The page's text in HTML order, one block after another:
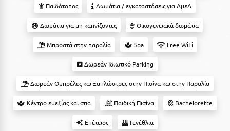
Βραχάτι Κορινθίας
Camping
Suites
Δες όλες τις προσφορές
Δες όλα τα πακέτα διακοπών
Παιδότοπος Δωμάτια / εγκαταστάσεις για ΑμεΑ
Δωμάτια για μη καπνίζοντες Οικογενειακά δωμάτια
Μπροστά στην παραλία Spa Free WiFi
Δωρεάν Ιδιωτικό Parking
Δωρεάν Ομπρέλες και Ξαπλώστρες στην Πισίνα και στην Παραλία
Κέντρο ευεξίας και σπα Παιδική Πισίνα Bachelorette
Επέτειος Γενέθλια